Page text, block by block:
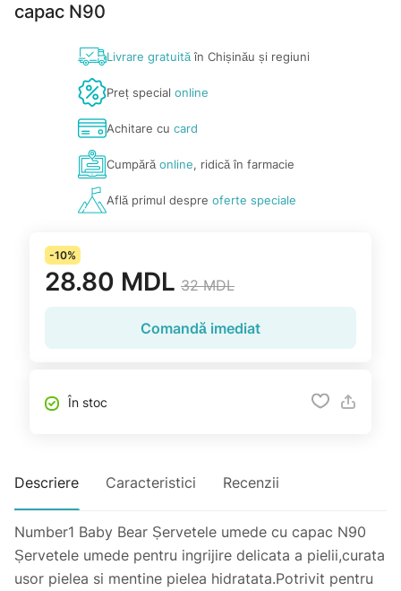
capac N90
Livrare gratuităîn Chișinău și regiuni
Preț special online
Achitare cu card
Cumpărăonline, ridică în farmacie
Află primul despre oferte speciale
-10%
28.80 MDL 32 MDL
Comandă imediat
În stoc
Descriere Caracteristici Recenzii
Number1 Baby Bear Șervetele umede cu capac N90
Șervetele umede pentru ingrijire delicata a pielii,curata
usor pielea si mentine pielea hidratata.Potrivit pentru